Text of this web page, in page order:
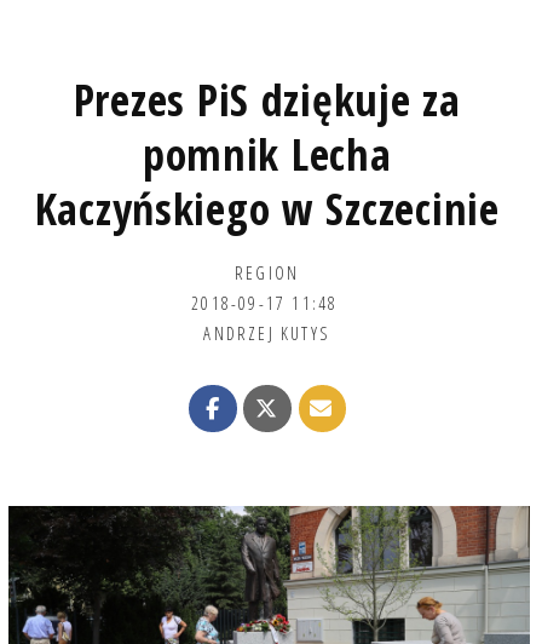
Prezes PiS dziękuje za
pomnik Lecha
Kaczyńskiego w Szczecinie
REGION
2018-09-17 11:48
ANDRZEJ KUTYS